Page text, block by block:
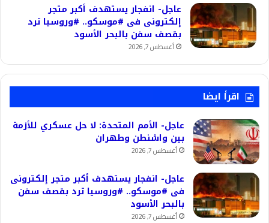
عاجل- انفجار يستهدف أكبر متجر
إلكترونى فى #موسكو.. #وروسيا ترد
بقصف سفن بالبحر الأسود
أغسطس 7, 2026
اقرأ ايضا
عاجل- الأمم المتحدة: لا حل عسكري للأزمة
بين واشنطن وطهران
أغسطس 7, 2026
عاجل- انفجار يستهدف أكبر متجر إلكترونى
فى #موسكو.. #وروسيا ترد بقصف سفن
بالبحر الأسود
أغسطس 7, 2026